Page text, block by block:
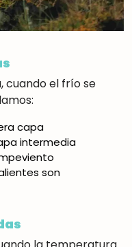
cuando el frío se
capa
intermedia
son